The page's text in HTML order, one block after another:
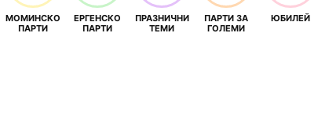
МОМИНСКО
ПАРТИ
ЕРГЕНСКО
ПАРТИ
ПРАЗНИЧНИ
ТЕМИ
ПАРТИ ЗА
ГОЛЕМИ
ЮБИЛЕЙ